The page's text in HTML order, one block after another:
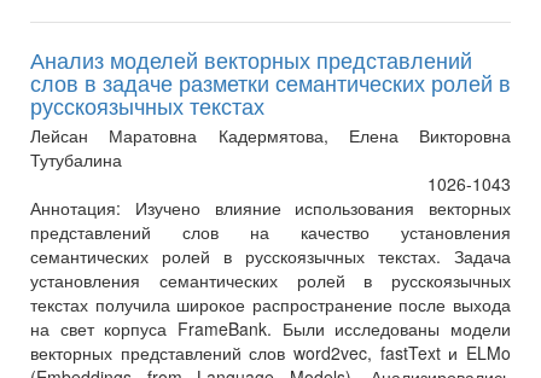
Анализ моделей векторных представлений
слов в задаче разметки семантических ролей в
русскоязычных текстах
Лейсан Маратовна Кадермятова, Елена Викторовна
Тутубалина
1026-1043
Аннотация: Изучено влияние использования векторных
представлений слов на качество установления
семантических ролей в русскоязычных текстах. Задача
установления семантических ролей в русскоязычных
текстах получила широкое распространение после выхода
на свет корпуса FrameBank. Были исследованы модели
векторных представлений слов word2vec, fastText и ELMo